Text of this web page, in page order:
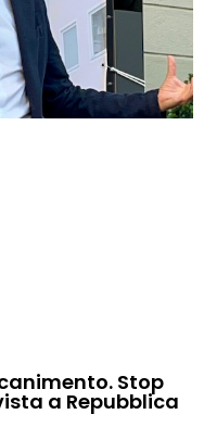
Stop
a Repubblica